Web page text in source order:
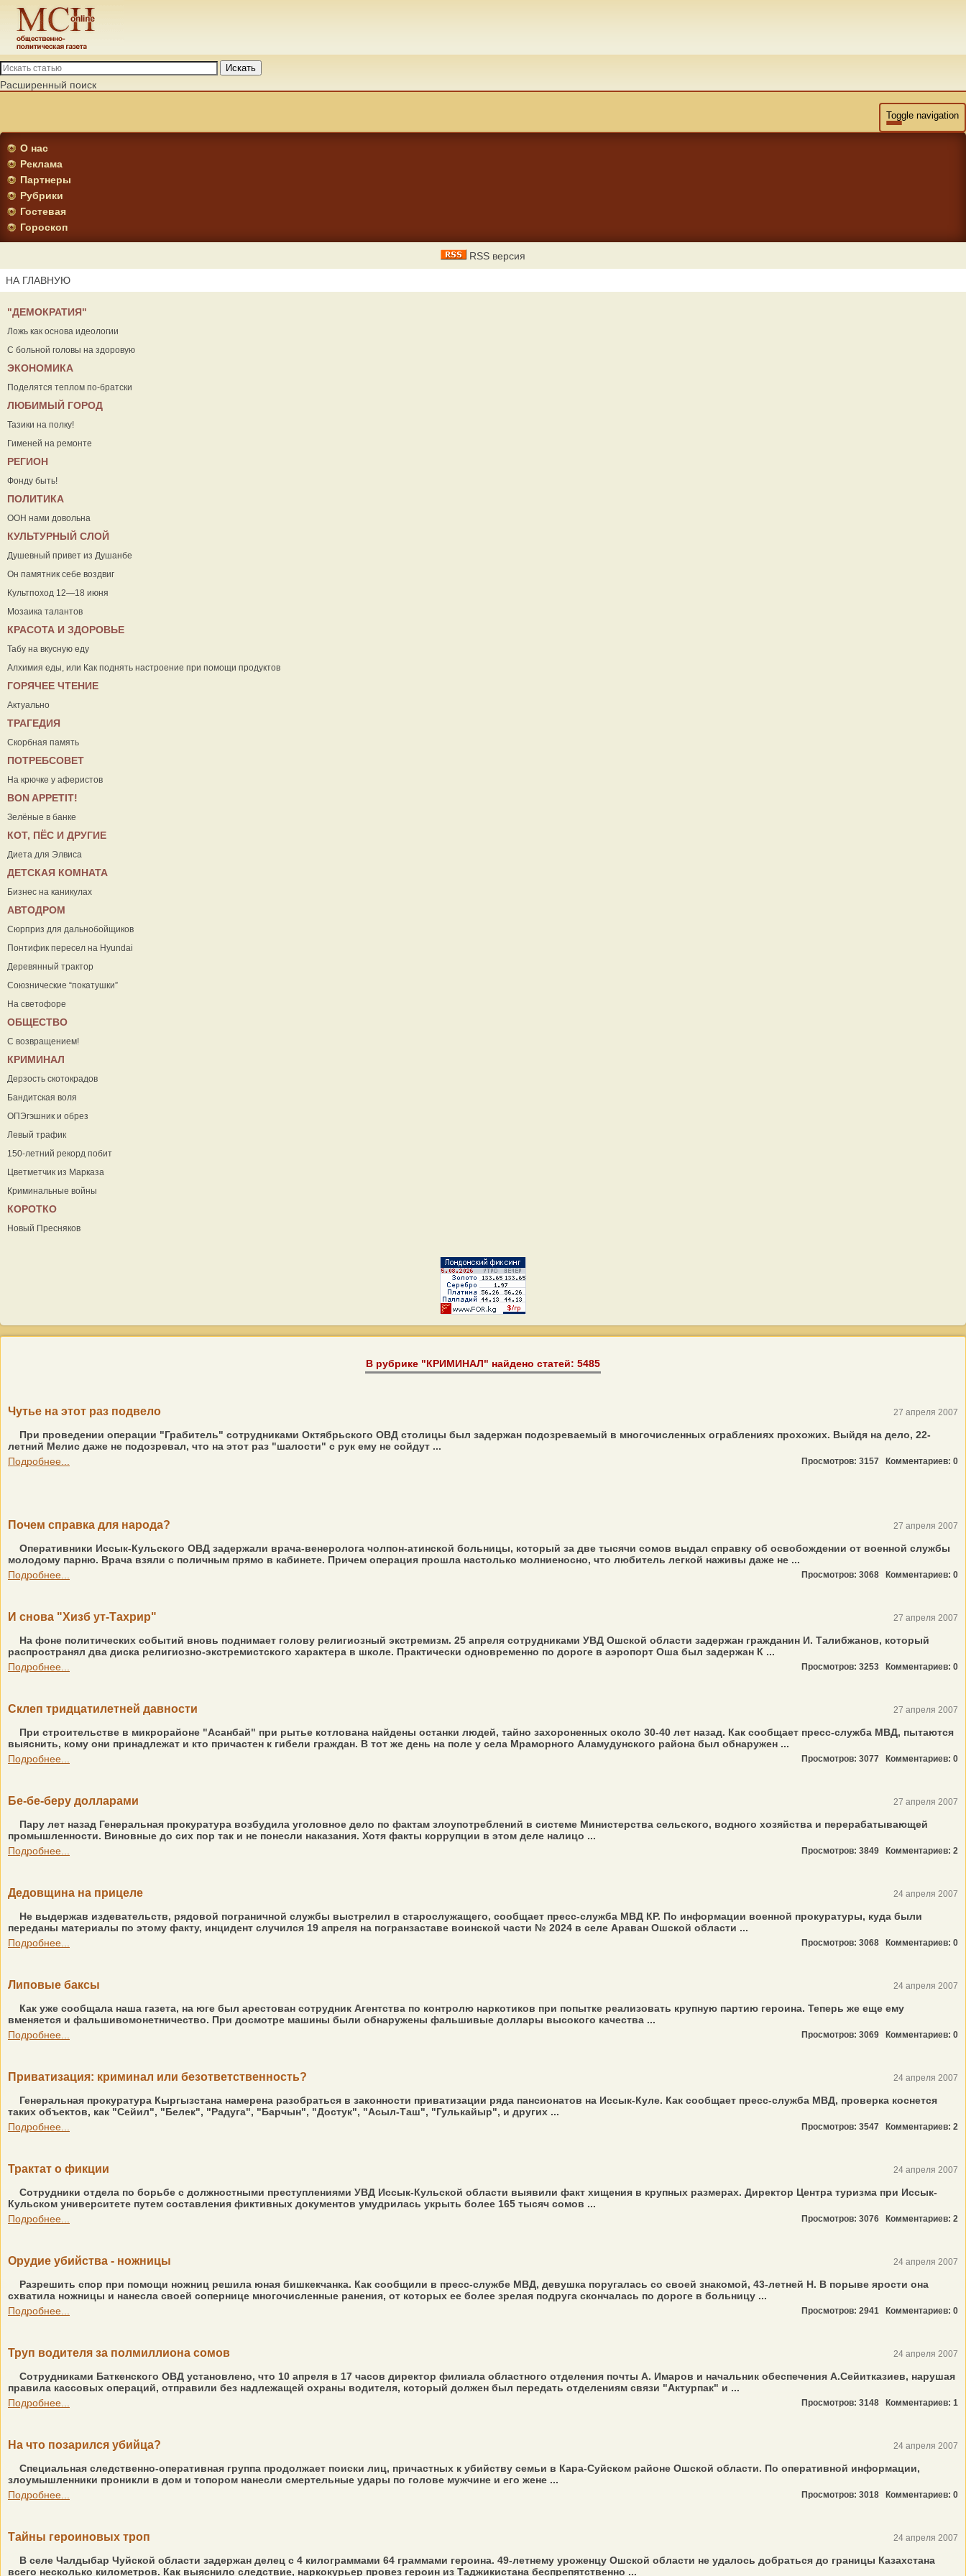
Искать
Расширенный поиск
Toggle navigation
О нас
Реклама
Партнеры
Рубрики
Гостевая
Гороскоп
RSS версия
НА ГЛАВНУЮ
"ДЕМОКРАТИЯ"
Ложь как основа идеологии
С больной головы на здоровую
ЭКОНОМИКА
Поделятся теплом по-братски
ЛЮБИМЫЙ ГОРОД
Тазики на полку!
Гименей на ремонте
РЕГИОН
Фонду быть!
ПОЛИТИКА
ООН нами довольна
КУЛЬТУРНЫЙ СЛОЙ
Душевный привет из Душанбе
Он памятник себе воздвиг
Культпоход 12—18 июня
Мозаика талантов
КРАСОТА И ЗДОРОВЬЕ
Табу на вкусную еду
Алхимия еды, или Как поднять настроение при помощи продуктов
ГОРЯЧЕЕ ЧТЕНИЕ
Актуально
ТРАГЕДИЯ
Скорбная память
ПОТРЕБСОВЕТ
На крючке у аферистов
ВON APPETIT!
Зелёные в банке
КОТ, ПЁС И ДРУГИЕ
Диета для Элвиса
ДЕТСКАЯ КОМНАТА
Бизнес на каникулах
АВТОДРОМ
Сюрприз для дальнобойщиков
Понтифик пересел на Hyundai
Деревянный трактор
Союзнические “покатушки”
На светофоре
ОБЩЕСТВО
С возвращением!
КРИМИНАЛ
Дерзость скотокрадов
Бандитская воля
ОПЭгэшник и обрез
Левый трафик
150-летний рекорд побит
Цветметчик из Марказа
Криминальные войны
КОРОТКО
Новый Пресняков
В рубрике "КРИМИНАЛ" найдено статей: 5485
Чутье на этот раз подвело 27 апреля 2007
При проведении операции "Грабитель" сотрудниками Октябрьского ОВД столицы был задержан подозреваемый в многочисленных ограблениях прохожих. Выйдя на дело, 22-
летний Мелис даже не подозревал, что на этот раз "шалости" с рук ему не сойдут ...
Подробнее...
Просмотров: 3157 Комментариев: 0
Почем справка для народа? 27 апреля 2007
Оперативники Иссык-Кульского ОВД задержали врача-венеролога чолпон-атинской больницы, который за две тысячи сомов выдал справку об освобождении от военной службы
молодому парню. Врача взяли с поличным прямо в кабинете. Причем операция прошла настолько молниеносно, что любитель легкой наживы даже не ...
Подробнее...
Просмотров: 3068 Комментариев: 0
И снова "Хизб ут-Тахрир" 27 апреля 2007
На фоне политических событий вновь поднимает голову религиозный экстремизм. 25 апреля сотрудниками УВД Ошской области задержан гражданин И. Талибжанов, который
распространял два диска религиозно-экстремистского характера в школе. Практически одновременно по дороге в аэропорт Оша был задержан К ...
Подробнее...
Просмотров: 3253 Комментариев: 0
Склеп тридцатилетней давности 27 апреля 2007
При строительстве в микрорайоне "Асанбай" при рытье котлована найдены останки людей, тайно захороненных около 30-40 лет назад. Как сообщает пресс-служба МВД, пытаются
выяснить, кому они принадлежат и кто причастен к гибели граждан. В тот же день на поле у села Мраморного Аламудунского района был обнаружен ...
Подробнее...
Просмотров: 3077 Комментариев: 0
Бе-бе-беру долларами 27 апреля 2007
Пару лет назад Генеральная прокуратура возбудила уголовное дело по фактам злоупотреблений в системе Министерства сельского, водного хозяйства и перерабатывающей
промышленности. Виновные до сих пор так и не понесли наказания. Хотя факты коррупции в этом деле налицо ...
Подробнее...
Просмотров: 3849 Комментариев: 2
Дедовщина на прицеле 24 апреля 2007
Не выдержав издевательств, рядовой пограничной службы выстрелил в старослужащего, сообщает пресс-служба МВД КР. По информации военной прокуратуры, куда были
переданы материалы по этому факту, инцидент случился 19 апреля на погранзаставе воинской части № 2024 в селе Араван Ошской области ...
Подробнее...
Просмотров: 3068 Комментариев: 0
Липовые баксы 24 апреля 2007
Как уже сообщала наша газета, на юге был арестован сотрудник Агентства по контролю наркотиков при попытке реализовать крупную партию героина. Теперь же еще ему
вменяется и фальшивомонетничество. При досмотре машины были обнаружены фальшивые доллары высокого качества ...
Подробнее...
Просмотров: 3069 Комментариев: 0
Приватизация: криминал или безответственность? 24 апреля 2007
Генеральная прокуратура Кыргызстана намерена разобраться в законности приватизации ряда пансионатов на Иссык-Куле. Как сообщает пресс-служба МВД, проверка коснется
таких объектов, как "Сейил", "Белек", "Радуга", "Барчын", "Достук", "Асыл-Таш", "Гулькайыр", и других ...
Подробнее...
Просмотров: 3547 Комментариев: 2
Трактат о фикции 24 апреля 2007
Сотрудники отдела по борьбе с должностными преступлениями УВД Иссык-Кульской области выявили факт хищения в крупных размерах. Директор Центра туризма при Иссык-
Кульском университете путем составления фиктивных документов умудрилась укрыть более 165 тысяч сомов ...
Подробнее...
Просмотров: 3076 Комментариев: 2
Орудие убийства - ножницы 24 апреля 2007
Разрешить спор при помощи ножниц решила юная бишкекчанка. Как сообщили в пресс-службе МВД, девушка поругалась со своей знакомой, 43-летней Н. В порыве ярости она
схватила ножницы и нанесла своей сопернице многочисленные ранения, от которых ее более зрелая подруга скончалась по дороге в больницу ...
Подробнее...
Просмотров: 2941 Комментариев: 0
Труп водителя за полмиллиона сомов 24 апреля 2007
Сотрудниками Баткенского ОВД установлено, что 10 апреля в 17 часов директор филиала областного отделения почты А. Имаров и начальник обеспечения А.Сейитказиев, нарушая
правила кассовых операций, отправили без надлежащей охраны водителя, который должен был передать отделениям связи "Актурпак" и ...
Подробнее...
Просмотров: 3148 Комментариев: 1
На что позарился убийца? 24 апреля 2007
Специальная следственно-оперативная группа продолжает поиски лиц, причастных к убийству семьи в Кара-Суйском районе Ошской области. По оперативной информации,
злоумышленники проникли в дом и топором нанесли смертельные удары по голове мужчине и его жене ...
Подробнее...
Просмотров: 3018 Комментариев: 0
Тайны героиновых троп 24 апреля 2007
В селе Чалдыбар Чуйской области задержан делец с 4 килограммами 64 граммами героина. 49-летнему уроженцу Ошской области не удалось добраться до границы Казахстана
всего несколько километров. Как выяснило следствие, наркокурьер провез героин из Таджикистана беспрепятственно ...